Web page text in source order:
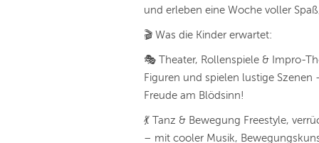
und erleben eine Woche voller
🎬 Was die Kinder erwartet:
🎭 Theater, Rollenspiele & Impro-
Figuren und spielen lustige
Freude am Blödsinn!
💃 Tanz & Bewegung Freestyle,
– mit cooler Musik,